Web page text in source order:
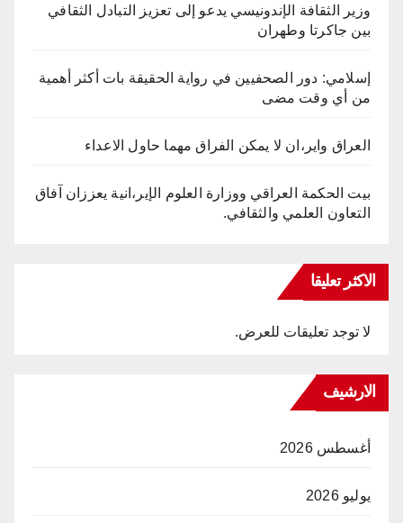
وزير الثقافة الإندونيسي يدعو إلى تعزيز التبادل الثقافي
بين جاكرتا وطهران
إسلامي: دور الصحفيين في رواية الحقيقة بات أكثر أهمية
من أي وقت مضى
العراق واير،ان لا يمكن الفراق مهما حاول الاعداء
بيت الحكمة العراقي ووزارة العلوم الإير،انية يعززان آفاق
التعاون العلمي والثقافي.
الاكثر تعليقا
لا توجد تعليقات للعرض.
الارشيف
أغسطس 2026
يوليو 2026